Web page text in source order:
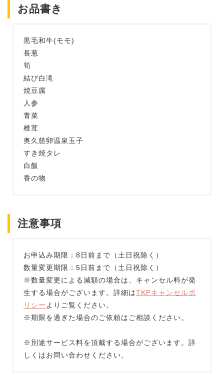
お品書き
黒毛和牛(モモ)
長葱
筍
結び白滝
焼豆腐
人参
青菜
椎茸
奥久慈卵温泉玉子
すき焼タレ
白飯
香の物
注意事項
お申込み期限：8日前まで（土日祝除く）
数量変更期限：5日前まで（土日祝除く）
※数量変更による減額の場合は、キャンセル料が発
生する場合がございます。詳細はTKPキャンセルポ
リシーよりご覧ください。
※期限を過ぎた場合のご依頼はご相談ください。
※別途サービス料を頂戴する場合がございます。詳
しくはお問い合わせください。